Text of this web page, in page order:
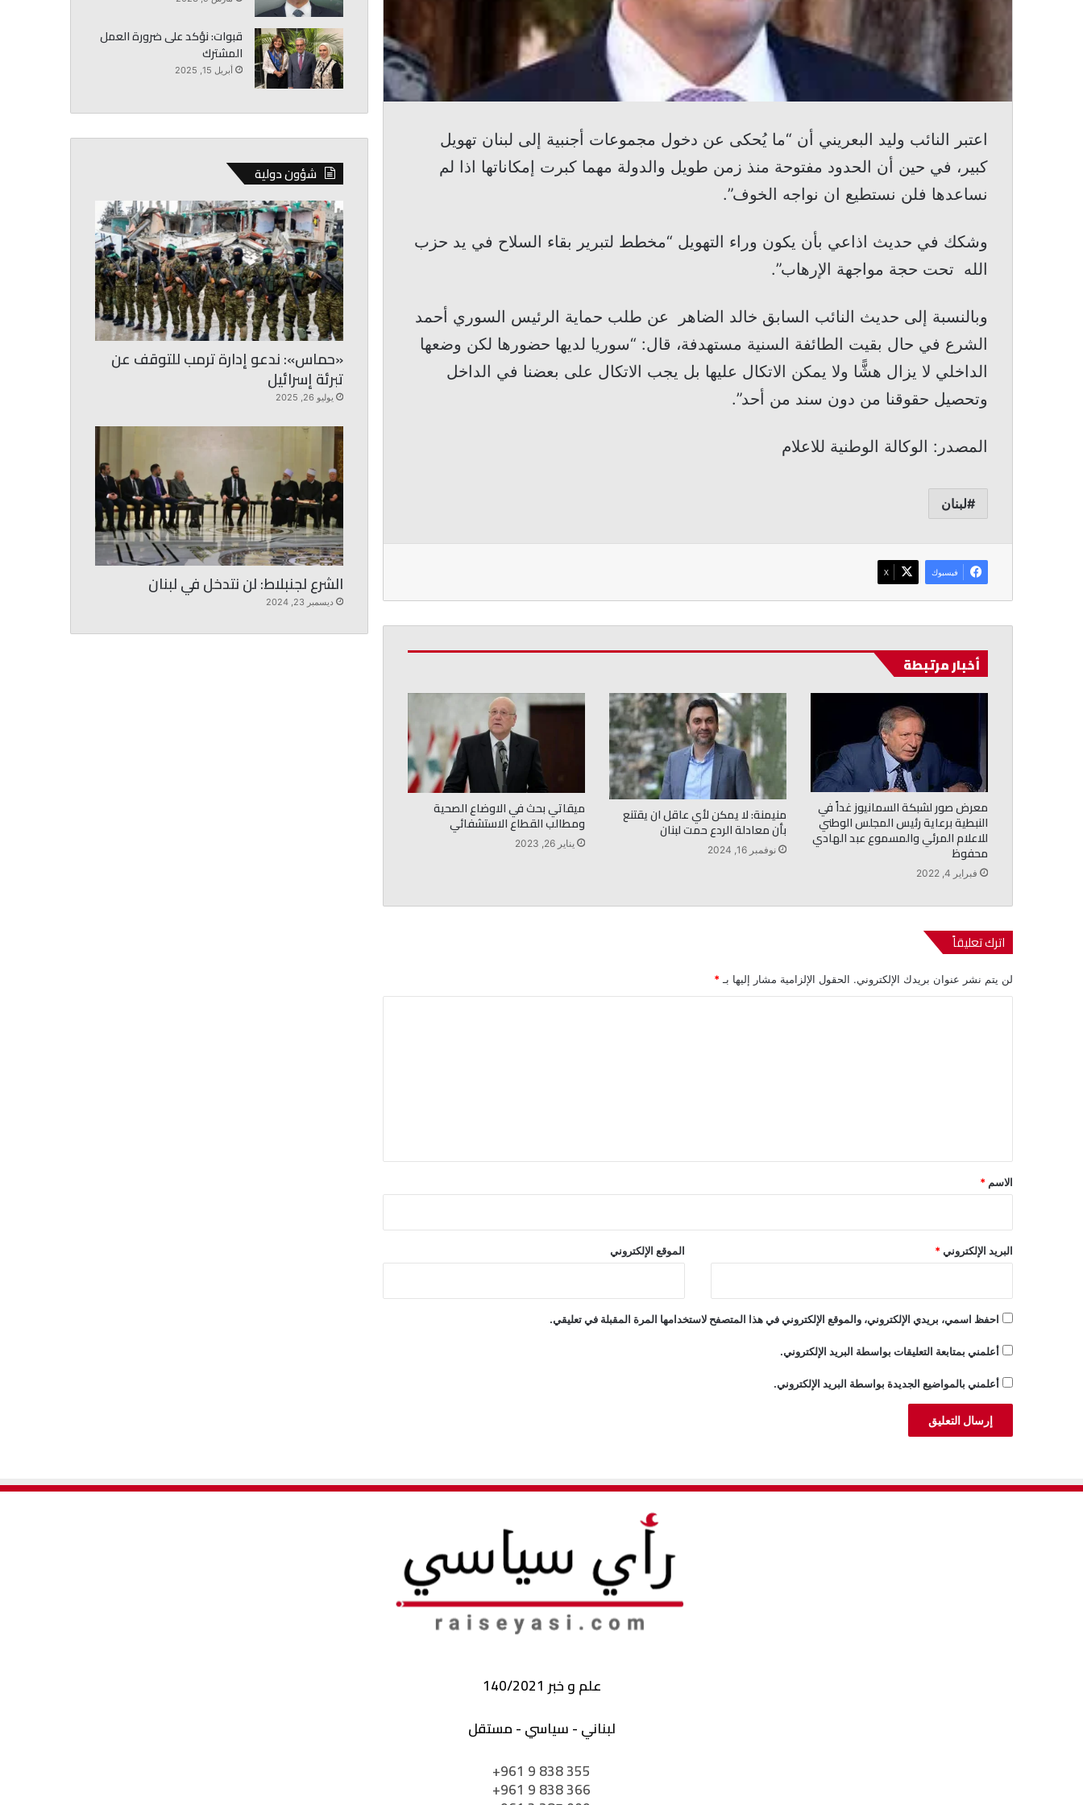
اعتبر النائب وليد البعريني أن “ما يُحكى عن دخول مجموعات أجنبية إلى لبنان تهويل
كبير، في حين أن الحدود مفتوحة منذ زمن طويل والدولة مهما كبرت إمكاناتها اذا لم
نساعدها فلن نستطيع ان نواجه الخوف”.
وشكك في حديث اذاعي بأن يكون وراء التهويل “مخطط لتبرير بقاء السلاح في يد حزب
الله تحت حجة مواجهة الإرهاب”.
وبالنسبة إلى حديث النائب السابق خالد الضاهر عن طلب حماية الرئيس السوري أحمد
الشرع في حال بقيت الطائفة السنية مستهدفة، قال: “سوريا لديها حضورها لكن وضعها
الداخلي لا يزال هشًّا ولا يمكن الاتكال عليها بل يجب الاتكال على بعضنا في الداخل
وتحصيل حقوقنا من دون سند من أحد”.
المصدر: الوكالة الوطنية للاعلام
لبنان
فيسبوك ‫X
أخبار مرتبطة
معرض صور لشبكة السمانيوز غداً في
النبطية برعاية رئيس المجلس الوطني
للاعلام المرئي والمسموع عبد الهادي
محفوظ
فبراير 4, 2022
منيمنة: لا يمكن لأي عاقل ان يقتنع
بأن معادلة الردع حمت لبنان
نوفمبر 16, 2024
ميقاتي بحث في الاوضاع الصحية
ومطالب القطاع الاستشفائي
يناير 26, 2023
اترك تعليقاً
لن يتم نشر عنوان بريدك الإلكتروني. الحقول الإلزامية مشار إليها بـ *
*
الاسم *
البريد الإلكتروني* الموقع الإلكتروني
احفظ اسمي، بريدي الإلكتروني، والموقع الإلكتروني في هذا المتصفح لاستخدامها المرة المقبلة في تعليقي.
أعلمني بمتابعة التعليقات بواسطة البريد الإلكتروني.
أعلمني بالمواضيع الجديدة بواسطة البريد الإلكتروني.
قبوات: نؤكد على ضرورة العمل
المشترك
أبريل 15, 2025
شؤون دولية
«حماس»: ندعو إدارة ترمب للتوقف عن
تبرئة إسرائيل
يوليو 26, 2025
الشرع لجنبلاط: لن نتدخل في لبنان
ديسمبر 23, 2024
علم و خبر 140/2021
لبناني - سياسي - مستقل
+961 9 838 355
+961 9 838 366